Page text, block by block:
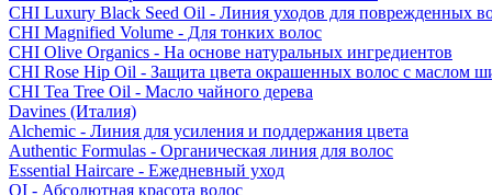
CHI Luxury Black Seed Oil - Линия уходов для поврежденных
CHI Magnified Volume - Для тонких волос
CHI Olive Organics - На основе натуральных ингредиентов
CHI Rose Hip Oil - Защита цвета окрашенных волос с маслом
CHI Tea Tree Oil - Масло чайного дерева
Davines (Италия)
Alchemic - Линия для усиления и поддержания цвета
Authentic Formulas - Органическая линия для волос
Essential Haircare - Eжедневный уход
OI - Абсолютная красота волос